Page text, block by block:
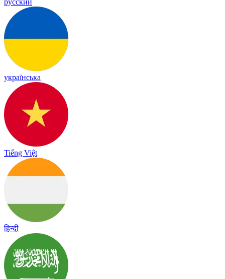
русский
українська
Tiếng Việt
हिन्दी